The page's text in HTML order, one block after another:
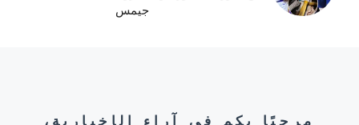
جيمس
مرحبًا بكم في آراء الإخبارية،